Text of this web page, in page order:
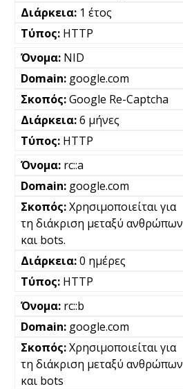
1 έτος
HTTP
NID
google.com
Google Re-Captcha
6 μήνες
HTTP
rc::a
google.com
Χρησιμοποιείται για
τη διάκριση μεταξύ ανθρώπων
και bots.
0 ημέρες
HTTP
rc::b
google.com
Χρησιμοποιείται για
τη διάκριση μεταξύ ανθρώπων
και bots